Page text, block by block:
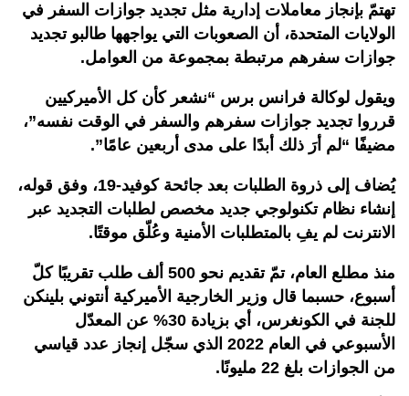
تهتمّ بإنجاز معاملات إدارية مثل تجديد جوازات السفر في
الولايات المتحدة، أن الصعوبات التي يواجهها طالبو تجديد
جوازات سفرهم مرتبطة بمجموعة من العوامل.
ويقول لوكالة فرانس برس “نشعر كأن كل الأميركيين
قرروا تجديد جوازات سفرهم والسفر في الوقت نفسه”،
مضيفًا “لم أرَ ذلك أبدًا على مدى أربعين عامًا”.
يُضاف إلى ذروة الطلبات بعد جائحة كوفيد-19، وفق قوله،
إنشاء نظام تكنولوجي جديد مخصص لطلبات التجديد عبر
الانترنت لم يفِ بالمتطلبات الأمنية وعُلّق موقتًا.
منذ مطلع العام، تمّ تقديم نحو 500 ألف طلب تقريبًا كلّ
أسبوع، حسبما قال وزير الخارجية الأميركية أنتوني بلينكن
للجنة في الكونغرس، أي بزيادة 30% عن المعدّل
الأسبوعي في العام 2022 الذي سجّل إنجاز عدد قياسي
من الجوازات بلغ 22 مليونًا.